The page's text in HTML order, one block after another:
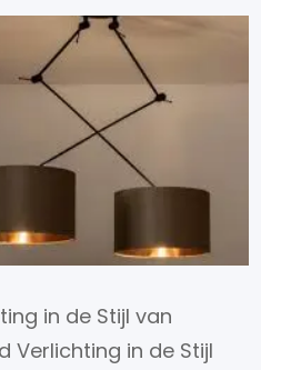
in elk modern
De…
in de Stijl van
Verlichting in de Stijl